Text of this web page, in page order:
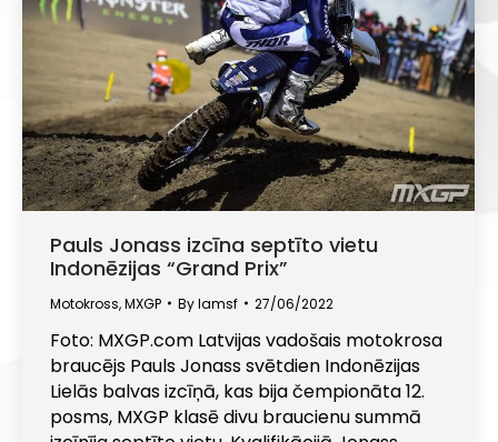
Pauls Jonass izcīna septīto vietu
Indonēzijas “Grand Prix”
Motokross,MXGP Bylamsf 27/06/2022
Foto: MXGP.com Latvijas vadošais motokrosa
braucējs Pauls Jonass svētdien Indonēzijas
Lielās balvas izcīņā, kas bija čempionāta 12.
posms, MXGP klasē divu braucienu summā